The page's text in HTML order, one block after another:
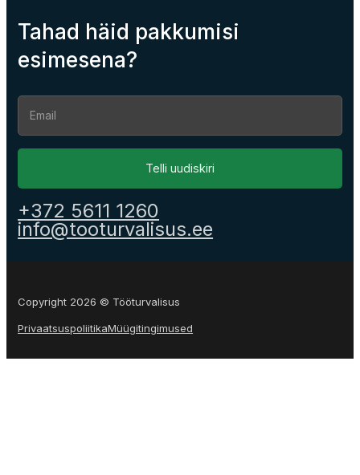
Tahad häid pakkumisi
esimesena?
Section
Telli uudiskiri
+372 5611 1260
info@tooturvalisus.ee
Copyright 2026 © Tööturvalisus
PrivaatsuspoliitikaMüügitingimused